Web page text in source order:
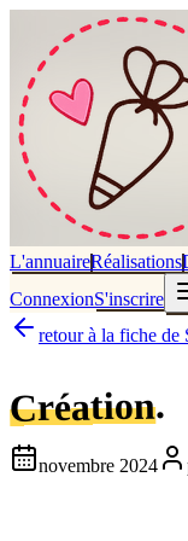
L'annuaireRéalisations
ConnexionS'inscrire
retour à la fiche de
Création.
novembre 2024